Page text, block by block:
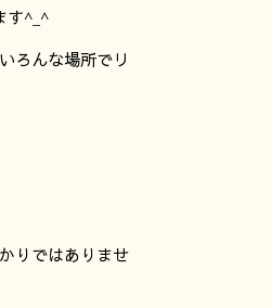
す^_^
ろんな場所でリ
りではありませ